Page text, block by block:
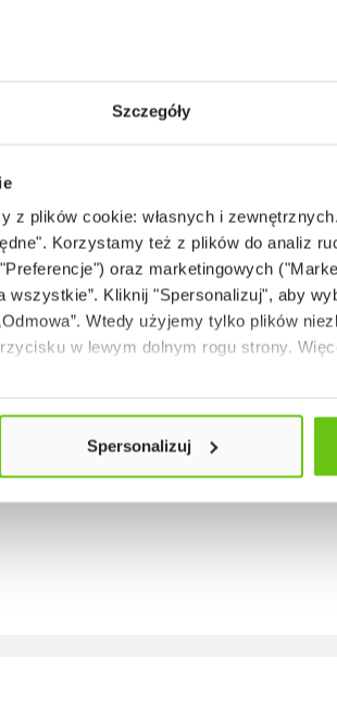
Szczegóły
z plików cookie: własnych i
Korzystamy też z plików do analiz
oraz marketingowych
wszystkie”. Kliknij "Spersonalizuj", aby
Wtedy użyjemy tylko plików
w lewym dolnym rogu strony.
Spersonalizuj